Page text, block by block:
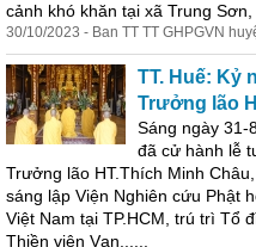
cảnh khó khăn tại xã Trung Sơn,
30/10/2023 - Ban TT TT GHPGVN
TT. Huế: Kỷ
Trưởng lão
Sáng ngày 31-
đã cử hành lễ
Trưởng lão HT.Thích Minh
sáng lập Viện Nghiên cứu Phật
Việt Nam tại TP.HCM, trú trì Tổ
Thiền viện Vạn......